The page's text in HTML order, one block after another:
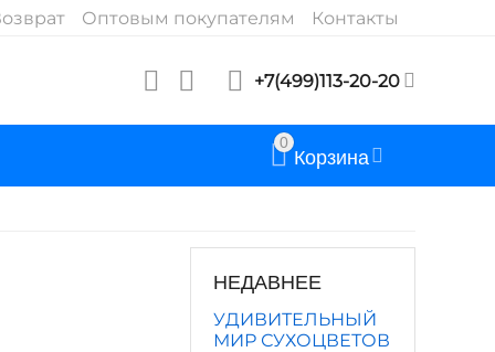
Оптовым покупателям Контакты
+7(499)113-20-20
0 Корзина
НЕДАВНЕЕ
УДИВИТЕЛЬНЫЙ
МИР СУХОЦВЕТОВ